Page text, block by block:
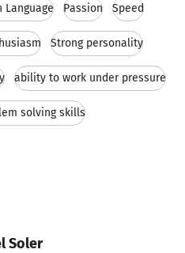
Language Passion Speed
Strong personality
ability to work under pressure
solving skills
Soler